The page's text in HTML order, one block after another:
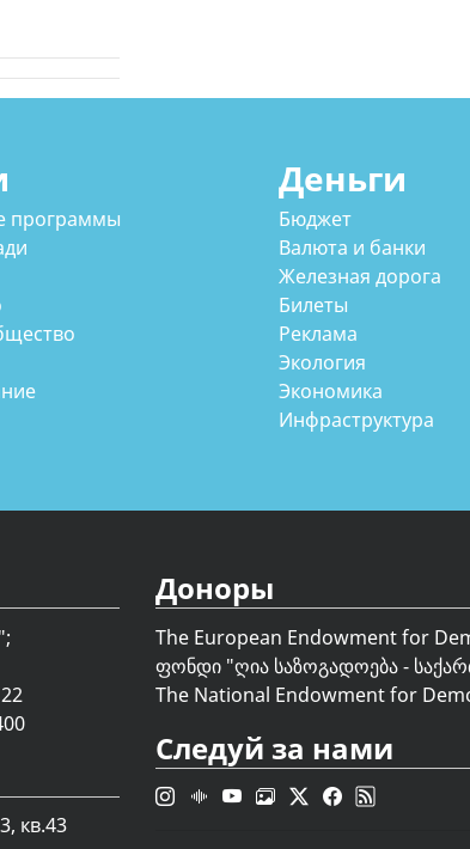
программы
Деньги
Бюджет
Валюта и банки
Железная дорога
Билеты
Реклама
Экология
Экономика
Инфраструктура
кв.43
Доноры
The European Endowment for
ფონდი "ღია საზოგადოება -
The National Endowment for
Следуй за нами